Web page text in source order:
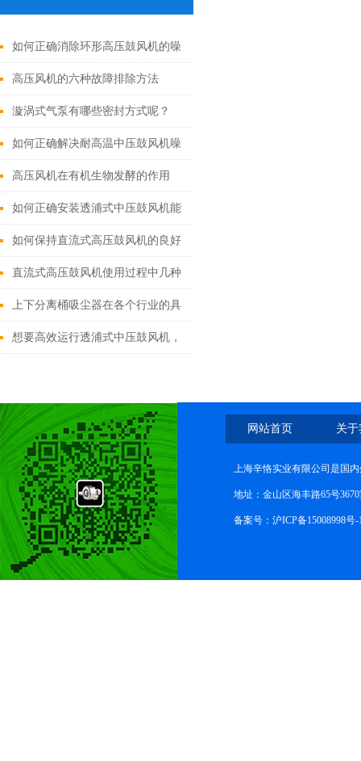
如何正确消除环形高压鼓风机的噪
音？
高压风机的六种故障排除方法
漩涡式气泵有哪些密封方式呢？
如何正确解决耐高温中压鼓风机噪
音大的问题？
高压风机在有机生物发酵的作用
如何正确安装透浦式中压鼓风机能
保证其后续工作？
如何保持直流式高压鼓风机的良好
工作状态？
直流式高压鼓风机使用过程中几种
不正常现象的解析
上下分离桶吸尘器在各个行业的具
体应用
想要高效运行透浦式中压鼓风机，
网站首页 关
上海辛恪实业有限公司是国
地址：金山区海丰路65号
备案号： 沪ICP备15008998号-